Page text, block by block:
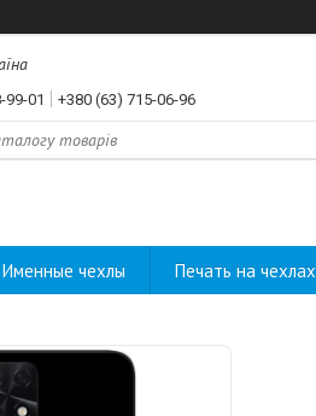
99-01 +380 (63) 715-06-96
Именные чехлы Печать на чехлах